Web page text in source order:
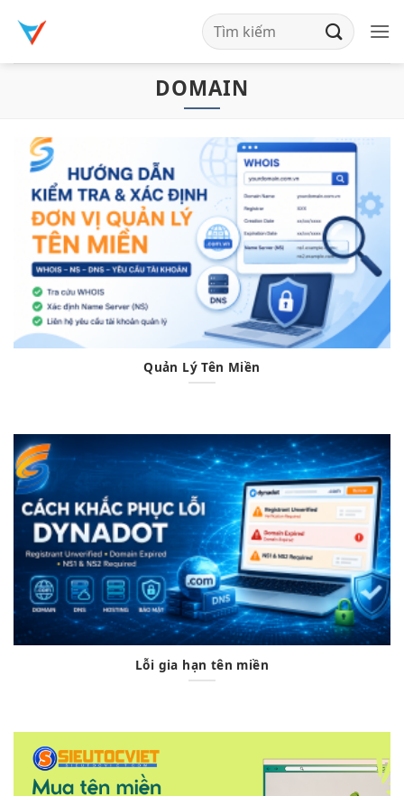
qua
nội
DOMAIN
Quản Lý Tên Miền
Lỗi gia hạn tên miền